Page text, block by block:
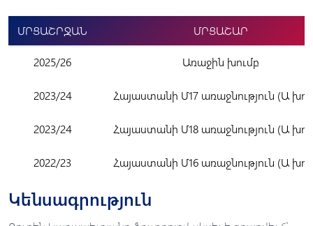
ՄՐՑԱՇՐՋԱՆ ՄՐՑԱՇԱՐ
2025/26 Առաջին խումբ
2023/24 Հայաստանի Մ17 առաջնություն (Ա
2023/24 Հայաստանի Մ18 առաջնություն (Ա
2022/23 Հայաստանի Մ16 առաջնություն (Ա
Կենսագրություն